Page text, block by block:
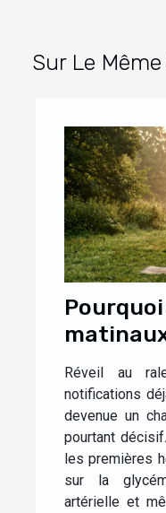
Sur Le
ils
Réveil au
notifications
devenue un
pourtant
les premières
sur la
artérielle et